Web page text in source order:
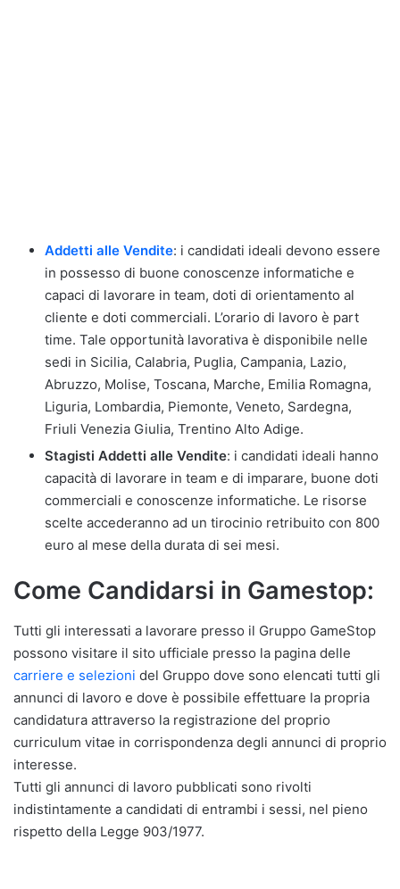
Addetti alle Vendite: i candidati ideali devono essere
in possesso di buone conoscenze informatiche e
capaci di lavorare in team, doti di orientamento al
cliente e doti commerciali. L’orario di lavoro è part
time. Tale opportunità lavorativa è disponibile nelle
sedi in Sicilia, Calabria, Puglia, Campania, Lazio,
Abruzzo, Molise, Toscana, Marche, Emilia Romagna,
Liguria, Lombardia, Piemonte, Veneto, Sardegna,
Friuli Venezia Giulia, Trentino Alto Adige.
Stagisti Addetti alle Vendite: i candidati ideali hanno
capacità di lavorare in team e di imparare, buone doti
commerciali e conoscenze informatiche. Le risorse
scelte accederanno ad un tirocinio retribuito con 800
euro al mese della durata di sei mesi.
Come Candidarsi in Gamestop:
Tutti gli interessati a lavorare presso il Gruppo GameStop
possono visitare il sito ufficiale presso la pagina delle
carriere e selezioni del Gruppo dove sono elencati tutti gli
annunci di lavoro e dove è possibile effettuare la propria
candidatura attraverso la registrazione del proprio
curriculum vitae in corrispondenza degli annunci di proprio
interesse.
Tutti gli annunci di lavoro pubblicati sono rivolti
indistintamente a candidati di entrambi i sessi, nel pieno
rispetto della Legge 903/1977.